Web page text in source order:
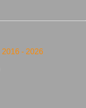
2016 - 2026